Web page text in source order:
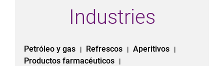
Industries
Petróleo y gas | Refrescos | Aperitivos |
Productos farmacéuticos |